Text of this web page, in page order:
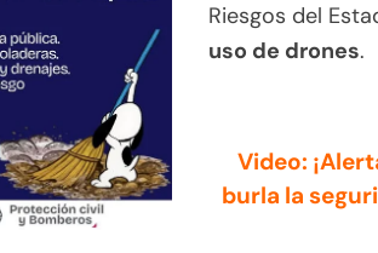
Riesgos del
uso de drones.
Video:
burla la